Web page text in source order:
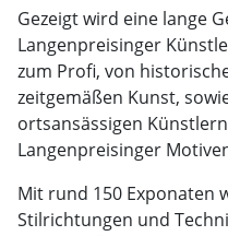
Gezeigt wird eine lange
Langenpreisinger
zum Profi, von
zeitgemäßen Kunst,
ortsansässigen
Langenpreisinger
Mit rund 150 Exponaten
Stilrichtungen und